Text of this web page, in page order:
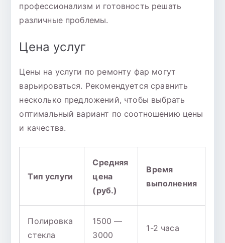
профессионализм и готовность решать
различные проблемы.
Цена услуг
Цены на услуги по ремонту фар могут
варьироваться. Рекомендуется сравнить
несколько предложений, чтобы выбрать
оптимальный вариант по соотношению цены
и качества.
Тип услуги
Средняя
цена
(руб.)
Время
выполнения
Полировка
стекла
1500 —
3000
1-2 часа